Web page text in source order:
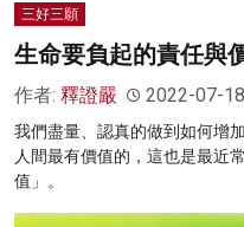
三好三願
生命要負起的責任與
作者: 釋證嚴 2022-07-18
我們盡量、認真的做到如何增
人間最有價值的，這也是最近
值」。